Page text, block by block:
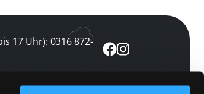
17 Uhr): 0316 872-